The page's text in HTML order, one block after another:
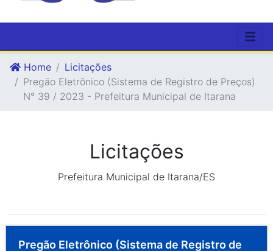
Home
Licitações
Pregão Eletrônico (Sistema de Registro de Preços)
N° 39 / 2023 - Prefeitura Municipal de Itarana
Licitações
Prefeitura Municipal de Itarana/ES
Pregão Eletrônico (Sistema de Registro de